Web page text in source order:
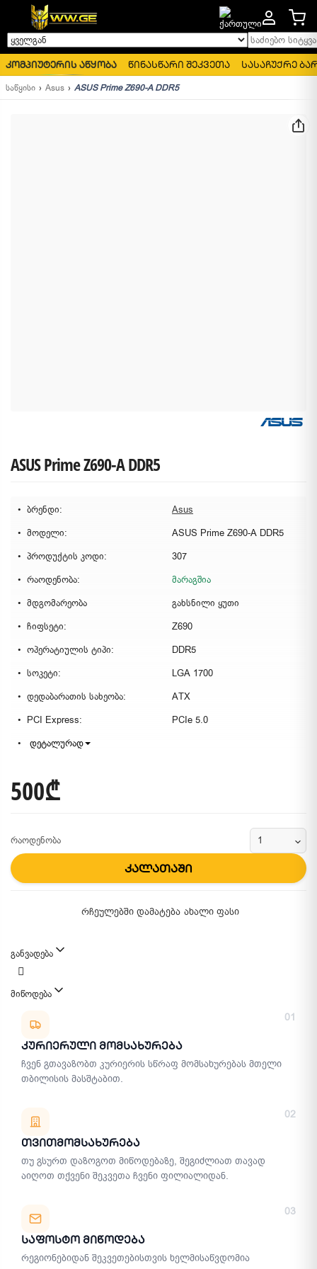
ყველგან საძიებო
კომპიუტერის აწყობა წინასწარი შეკვეთა სასაჩუქრე
საწყისი Asus ASUS Prime Z690-A DDR5
ASUS Prime Z690-A DDR5
ბრენდი:
Asus
მოდელი:
ASUS Prime Z690-A DDR5
პროდუქტის კოდი:
307
რაოდენობა:
მარაგშია
მდგომარეობა
გახსნილი ყუთი
ჩიფსეტი:
Z690
ოპერატიულის ტიპი:
DDR5
სოკეტი:
LGA 1700
დედაბარათის სახეობა:
ATX
PCI Express:
PCIe 5.0
დეტალურად
500₾
რაოდენობა
კალათაში
რჩეულებში დამატება ახალი ფასი
განვადება
მიწოდება
01
Კურიერული Მომსახურება
ჩვენ გთავაზობთ კურიერის სწრაფ მომსახურებას მთელი
თბილისის მასშტაბით.
02
Თვითმომსახურება
თუ გსურთ დაზოგოთ მიწოდებაზე, შეგიძლიათ თავად
აიღოთ თქვენი შეკვეთა ჩვენი ფილიალიდან.
03
Საფოსტო Მიწოდება
რეგიონებიდან შეკვეთებისთვის ხელმისაწვდომია